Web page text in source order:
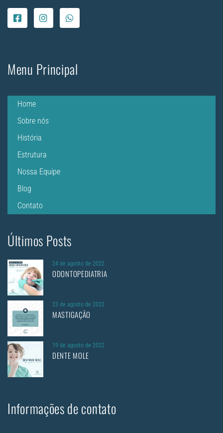
Menu Principal
Home
Sobre nós
História
Estrutura
Nossa Equipe
Blog
Contato
Últimos Posts
24 de agosto de 2022
ODONTOPEDIATRIA
23 de agosto de 2022
MASTIGAÇÃO
19 de agosto de 2022
DENTE MOLE
Informações de contato